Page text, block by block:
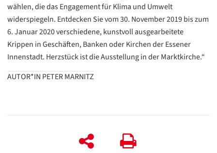
wählen, die das Engagement für Klima und Umwelt
widerspiegeln. Entdecken Sie vom 30. November 2019 bis zum
6. Januar 2020 verschiedene, kunstvoll ausgearbeitete
Krippen in Geschäften, Banken oder Kirchen der Essener
Innenstadt. Herzstück ist die Ausstellung in der Marktkirche.“
AUTOR*IN PETER MARNITZ